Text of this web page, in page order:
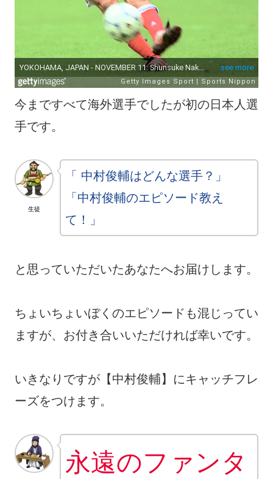
今まですべて海外選手でしたが初の日本人選
手です。
生徒
「 中村俊輔はどんな選手？」
「中村俊輔のエピソード教え
て！」
と思っていただいたあなたへお届けします。
ちょいちょいぼくのエピソードも混じってい
ますが、お付き合いいただければ幸いです。
いきなりですが【中村俊輔】にキャッチフレ
ーズをつけます。
永遠のファンタ